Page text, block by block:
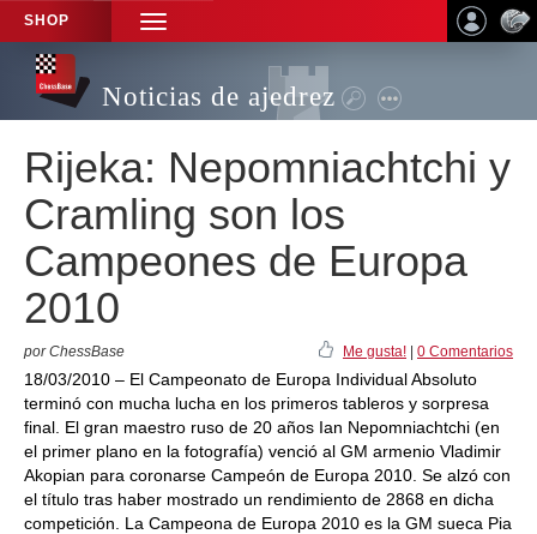
SHOP
TOGGLE
NAVIGATION
Noticias de ajedrez
Rijeka: Nepomniachtchi y
Cramling son los
Campeones de Europa
2010
por ChessBase Me gusta! 0 Comentarios
18/03/2010 – El Campeonato de Europa Individual Absoluto
terminó con mucha lucha en los primeros tableros y sorpresa
final. El gran maestro ruso de 20 años Ian Nepomniachtchi (en
el primer plano en la fotografía) venció al GM armenio Vladimir
Akopian para coronarse Campeón de Europa 2010. Se alzó con
el título tras haber mostrado un rendimiento de 2868 en dicha
competición. La Campeona de Europa 2010 es la GM sueca Pia